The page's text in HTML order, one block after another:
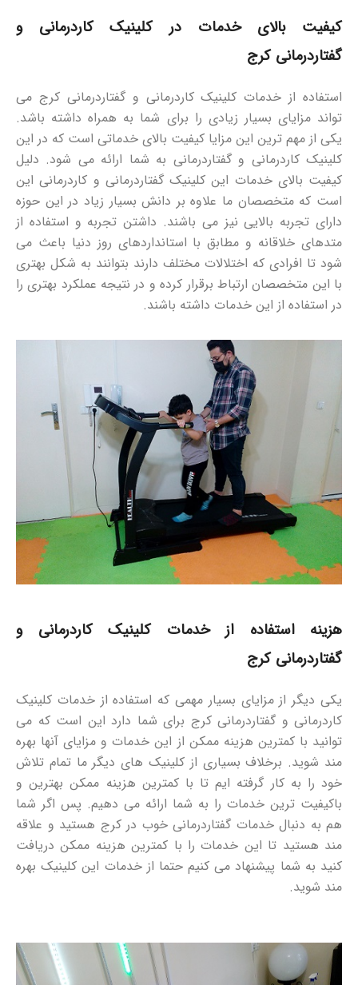
کیفیت بالای خدمات در کلینیک کاردرمانی و
گفتاردرمانی کرج
استفاده از خدمات کلینیک کاردرمانی و گفتاردرمانی کرج می
تواند مزایای بسیار زیادی را برای شما به همراه داشته باشد.
یکی از مهم ترین این مزایا کیفیت بالای خدماتی است که در این
کلینیک کاردرمانی و گفتاردرمانی به شما ارائه می شود. دلیل
کیفیت بالای خدمات این کلینیک گفتاردرمانی و کاردرمانی این
است که متخصصان ما علاوه بر دانش بسیار زیاد در این حوزه
دارای تجربه بالایی نیز می باشند. داشتن تجربه و استفاده از
متدهای خلاقانه و مطابق با استانداردهای روز دنیا باعث می
شود تا افرادی که اختلالات مختلف دارند بتوانند به شکل بهتری
با این متخصصان ارتباط برقرار کرده و در نتیجه عملکرد بهتری را
در استفاده از این خدمات داشته باشند.
هزینه استفاده از خدمات کلینیک کاردرمانی و
گفتاردرمانی کرج
یکی دیگر از مزایای بسیار مهمی که استفاده از خدمات کلینیک
کاردرمانی و گفتاردرمانی کرج برای شما دارد این است که می
توانید با کمترین هزینه ممکن از این خدمات و مزایای آنها بهره
مند شوید. برخلاف بسیاری از کلینیک های دیگر ما تمام تلاش
خود را به کار گرفته ایم تا با کمترین هزینه ممکن بهترین و
باکیفیت ترین خدمات را به شما ارائه می دهیم. پس اگر شما
هم به دنبال خدمات گفتاردرمانی خوب در کرج هستید و علاقه
مند هستید تا این خدمات را با کمترین هزینه ممکن دریافت
کنید به شما پیشنهاد می کنیم حتما از خدمات این کلینیک بهره
مند شوید.